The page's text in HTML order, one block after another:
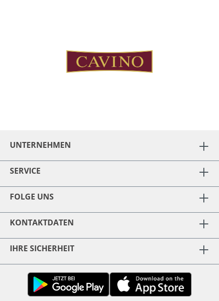
UNTERNEHMEN
SERVICE
FOLGE UNS
KONTAKTDATEN
IHRE SICHERHEIT